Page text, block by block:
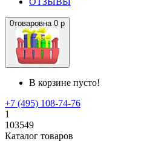
0товаровна 0 р
В корзине пусто!
+7 (495) 108-74-76
1
103549
Каталог товаров